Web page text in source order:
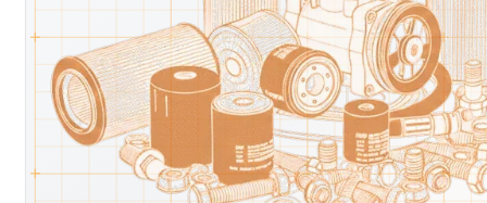
MARQUES
FENAISON
GATOR
SEMOIR
ELEVAGE
PIECES TECHNIQUE
PELLES /
PELLES
MOTEUR